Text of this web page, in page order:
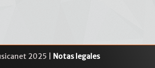
2025 | Notas legales